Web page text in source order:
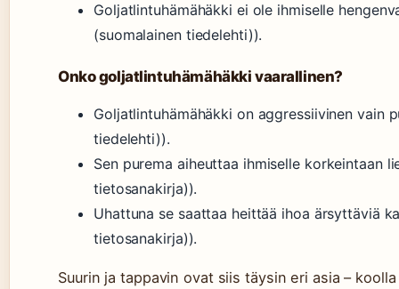
Goljatlintuhämähäkki ei ole ihmiselle
(suomalainen tiedelehti)).
Onko goljatlintuhämähäkki vaarallinen?
Goljatlintuhämähäkki on aggressiivinen vain
tiedelehti)).
Sen purema aiheuttaa ihmiselle korkeintaan
tietosanakirja)).
Uhattuna se saattaa heittää ihoa ärsyttäviä
tietosanakirja)).
Suurin ja tappavin ovat siis täysin eri asia –